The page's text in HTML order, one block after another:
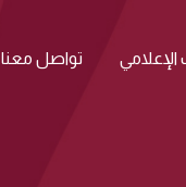
الإعلامي تواصل معنا